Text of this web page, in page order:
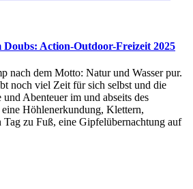
Doubs: Action-Outdoor-Freizeit 2025
nach dem Motto: Natur und Wasser pur.
noch viel Zeit für sich selbst und die
Abenteuer im und abseits des
Höhlenerkundung, Klettern,
Tag zu Fuß, eine Gipfelübernachtung auf